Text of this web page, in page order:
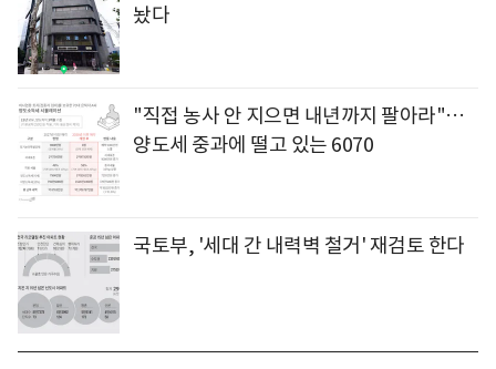
놨다
"직접 농사 안 지으면 내년까지 팔아라"…
양도세 중과에 떨고 있는 6070
국토부, '세대 간 내력벽 철거' 재검토 한다